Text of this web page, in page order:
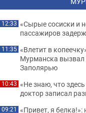
12:33 «Сырые сосиски и
пассажиров
11:35 «Влетит в
Мурманска вызвал
Заполярью
10:43 «Не знаю, что
доктор записал
09:21 «Привет, я